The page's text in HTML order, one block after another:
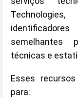
semelhantes
técnicas e
Esses
para: